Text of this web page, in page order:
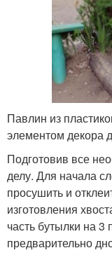
Павлин из
элементом декора
Подготовив все
делу. Для начала
просушить и
изготовления
часть бутылки на 3
предварительно